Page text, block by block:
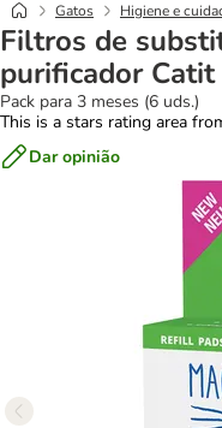
Gatos Higiene e
Filtros de
purificador
Pack para 3 meses (6 uds.)
This is a stars rating area
Dar opinião